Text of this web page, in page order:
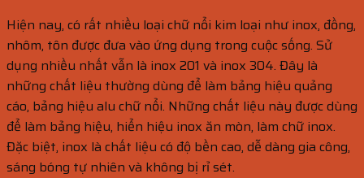
Hiện nay, có rất nhiều loại chữ nổi kim loại như inox, đồng,
nhôm, tôn được đưa vào ứng dụng trong cuộc sống. Sử
dụng nhiều nhất vẫn là inox 201 và inox 304. Đây là
những chất liệu thường dùng để làm bảng hiệu quảng
cáo, bảng hiệu alu chữ nổi. Những chất liệu này được dùng
để làm bảng hiệu, hiển hiệu inox ăn mòn, làm chữ inox.
Đặc biệt, inox là chất liệu có độ bền cao, dễ dàng gia công,
sáng bóng tự nhiên và không bị rỉ sét.